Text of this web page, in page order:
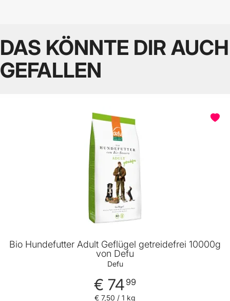
DAS KÖNNTE DIR AUCH
GEFALLEN
Bio Hundefutter Adult Geflügel getreidefrei 10000g
von Defu
Defu
€ 74 99
€ 7,50 / 1 kg